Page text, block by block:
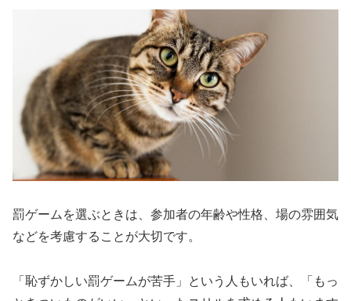
罰ゲームを選ぶときは、参加者の年齢や性格、場の雰囲気
などを考慮することが大切です。
「恥ずかしい罰ゲームが苦手」という人もいれば、「もっ